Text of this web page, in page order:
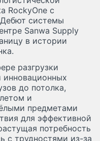
RockyOne с
системы
Sanwa Supply
в истории
разгрузки
инновационных
до потолка,
и
предметами
для эффективной
потребность
с трудностями из-за